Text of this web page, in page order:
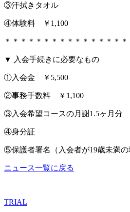
③汗拭きタオル
④体験料 ￥1,100
＊＊＊＊＊＊＊＊＊＊＊＊＊＊＊＊
▼ 入会手続きに必要なもの
①入会金 ￥5,500
②事務手数料 ￥1,100
③入会希望コースの月謝1.5ヶ月分
④身分証
⑤保護者署名（入会者が19歳未満の
ニュース一覧に戻る
TRIAL